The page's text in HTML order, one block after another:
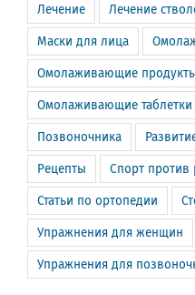
Лечение Лечение
Маски для лица
Омолаживающие
Омолаживающие таблетки
Позвоночника
Рецепты Спорт
Статьи по ортопедии
Упражнения для женщин
Упражнения для